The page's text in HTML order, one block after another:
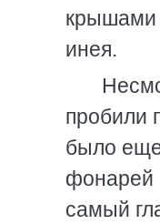
крышами
инея.
пробили
было
фонарей
самый